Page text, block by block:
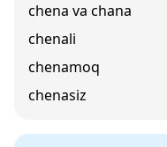
chena va chana
chenali
chenamoq
chenasiz